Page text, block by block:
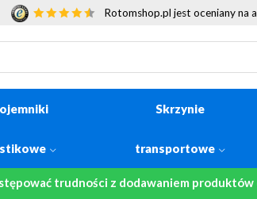
Rotomshop.pl jest oceniany na a
Skrzynie
transportowe
trudności z dodawaniem